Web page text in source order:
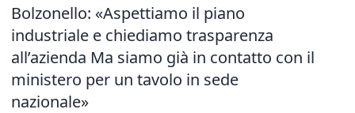
Bolzonello: «Aspettiamo il piano
industriale e chiediamo trasparenza
all’azienda Ma siamo già in contatto con il
ministero per un tavolo in sede
nazionale»